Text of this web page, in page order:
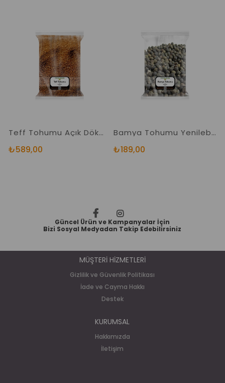
Teff Tohumu Açık Dökme Ürün 1.Kalite Orjinal Katkısız Teff Tohumu Çayı
₺589,00
Bamya Tohumu Yenilebilir Dökme Ürün
₺189,00
Güncel Ürün ve Kampanyalar İçin
Bizi Sosyal Medyadan Takip Edebilirsiniz
MÜŞTERİ HİZMETLERİ
Gizlilik ve Güvenlik Politikası
İade ve Cayma Hakkı
Destek
KURUMSAL
Hakkımızda
İletişim